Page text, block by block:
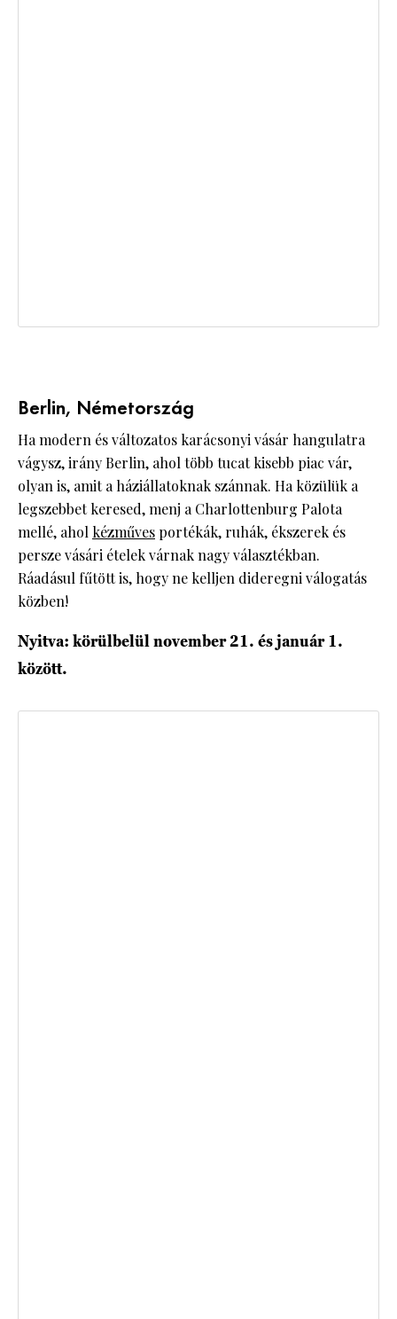
Berlin, Németország
Ha modern és változatos karácsonyi vásár hangulatra
vágysz, irány Berlin, ahol több tucat kisebb piac vár,
olyan is, amit a háziállatoknak szánnak. Ha közülük a
legszebbet keresed, menj a Charlottenburg Palota
mellé, ahol kézműves portékák, ruhák, ékszerek és
persze vásári ételek várnak nagy választékban.
Ráadásul fűtött is, hogy ne kelljen dideregni válogatás
közben!
Nyitva: körülbelül november 21. és január 1.
között.